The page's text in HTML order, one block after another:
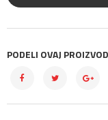
PODELI OVAJ